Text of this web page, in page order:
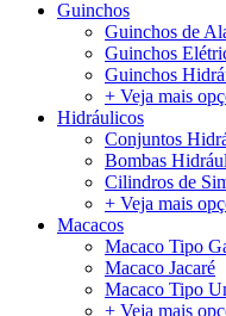
Guinchos
Guinchos de
Guinchos
Guinchos
+ Veja mais
Hidráulicos
Conjuntos
Bombas
Cilindros de
+ Veja mais
Macacos
Macaco Tipo
Macaco Jacaré
Macaco Tipo
+ Veja mais